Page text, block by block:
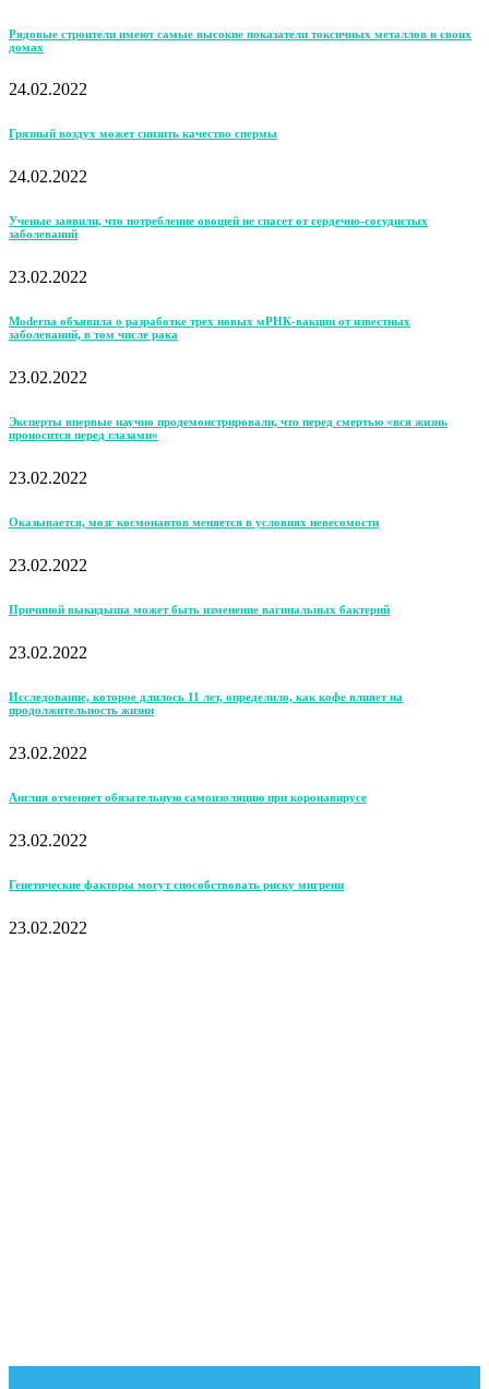
Рядовые строители имеют самые высокие показатели токсичных металлов в своих
домах
24.02.2022
Грязный воздух может снизить качество спермы
24.02.2022
Ученые заявили, что потребление овощей не спасет от сердечно-сосудистых
заболеваний
23.02.2022
Moderna объявила о разработке трех новых мРНК-вакцин от известных
заболеваний, в том числе рака
23.02.2022
Эксперты впервые научно продемонстрировали, что перед смертью «вся жизнь
проносится перед глазами»
23.02.2022
Оказывается, мозг космонавтов меняется в условиях невесомости
23.02.2022
Причиной выкидыша может быть изменение вагинальных бактерий
23.02.2022
Исследование, которое длилось 11 лет, определило, как кофе влияет на
продолжительность жизни
23.02.2022
Англия отменяет обязательную самоизоляцию при коронавирусе
23.02.2022
Генетические факторы могут способствовать риску мигрени
23.02.2022